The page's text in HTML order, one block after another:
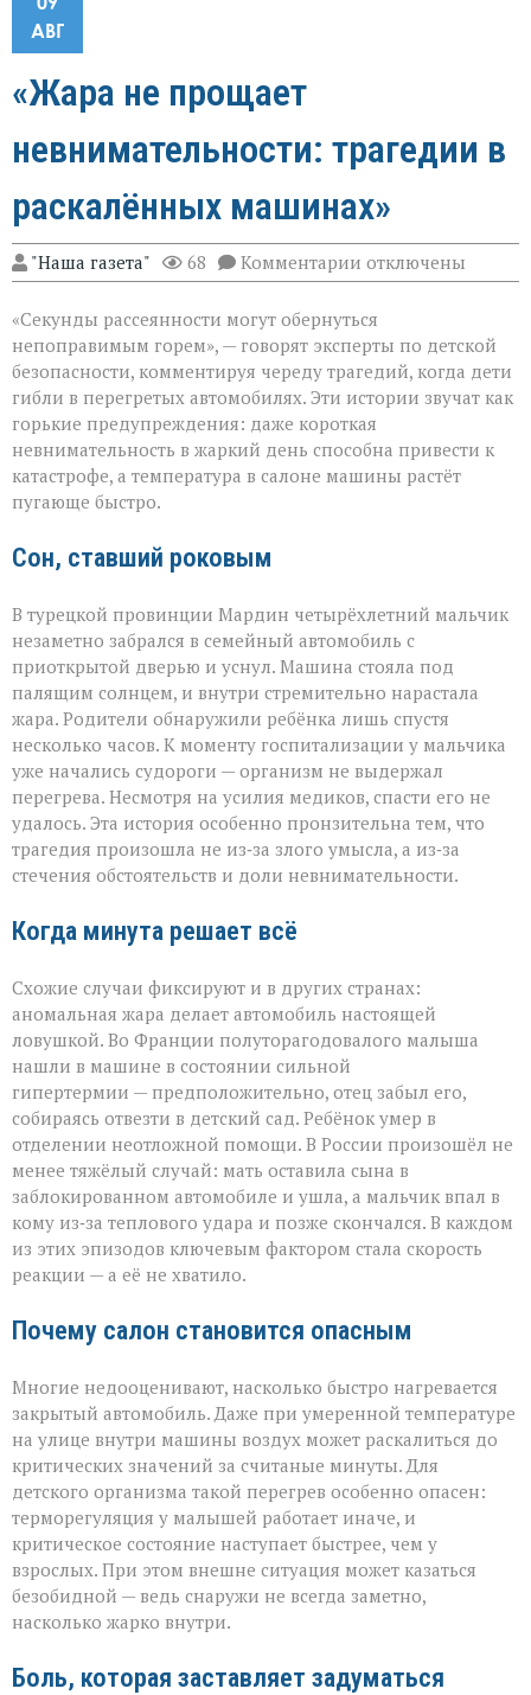
АВГ
«Жара не прощает
невнимательности: трагедии в
раскалённых машинах»
"Наша газета" 68 Комментарии к
записи
не
прощает
невнимательности:
трагедии
в
раскалённых
машинах»
отключены
«Секунды рассеянности могут обернуться
непоправимым горем», — говорят эксперты по детской
безопасности, комментируя череду трагедий, когда дети
гибли в перегретых автомобилях. Эти истории звучат как
горькие предупреждения: даже короткая
невнимательность в жаркий день способна привести к
катастрофе, а температура в салоне машины растёт
пугающе быстро.
Сон, ставший роковым
В турецкой провинции Мардин четырёхлетний мальчик
незаметно забрался в семейный автомобиль с
приоткрытой дверью и уснул. Машина стояла под
палящим солнцем, и внутри стремительно нарастала
жара. Родители обнаружили ребёнка лишь спустя
несколько часов. К моменту госпитализации у мальчика
уже начались судороги — организм не выдержал
перегрева. Несмотря на усилия медиков, спасти его не
удалось. Эта история особенно пронзительна тем, что
трагедия произошла не из‑за злого умысла, а из‑за
стечения обстоятельств и доли невнимательности.
Когда минута решает всё
Схожие случаи фиксируют и в других странах:
аномальная жара делает автомобиль настоящей
ловушкой. Во Франции полуторагодовалого малыша
нашли в машине в состоянии сильной
гипертермии — предположительно, отец забыл его,
собираясь отвезти в детский сад. Ребёнок умер в
отделении неотложной помощи. В России произошёл не
менее тяжёлый случай: мать оставила сына в
заблокированном автомобиле и ушла, а мальчик впал в
кому из‑за теплового удара и позже скончался. В каждом
из этих эпизодов ключевым фактором стала скорость
реакции — а её не хватило.
Почему салон становится опасным
Многие недооценивают, насколько быстро нагревается
закрытый автомобиль. Даже при умеренной температуре
на улице внутри машины воздух может раскалиться до
критических значений за считаные минуты. Для
детского организма такой перегрев особенно опасен:
терморегуляция у малышей работает иначе, и
критическое состояние наступает быстрее, чем у
взрослых. При этом внешне ситуация может казаться
безобидной — ведь снаружи не всегда заметно,
насколько жарко внутри.
Боль, которая заставляет задуматься